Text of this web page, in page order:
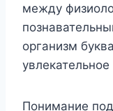
между
организм
Понимание